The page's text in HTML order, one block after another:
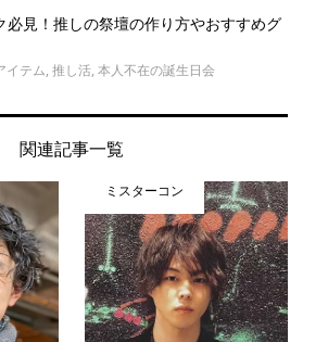
必見！推しの祭壇の作り方やおすすめグ
イテム, 推し活, 本人不在の誕生日会
関連記事一覧
ミスターコン